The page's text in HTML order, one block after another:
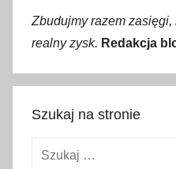
Zbudujmy razem zasięgi,
realny zysk. Redakcja
Szukaj na stronie
Szukaj: